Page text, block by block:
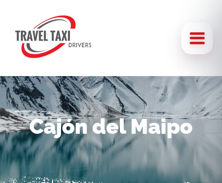
Cajón del Maipo